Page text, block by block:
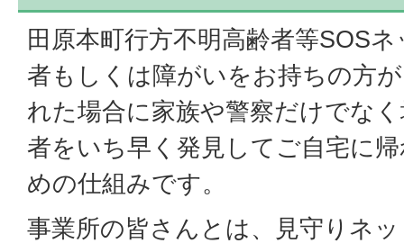
田原本町行方不明高齢者等SOS
者もしくは障がいをお持ちの方
れた場合に家族や警察だけでな
者をいち早く発見してご自宅に
めの仕組みです。
事業所の皆さんとは、見守りネ